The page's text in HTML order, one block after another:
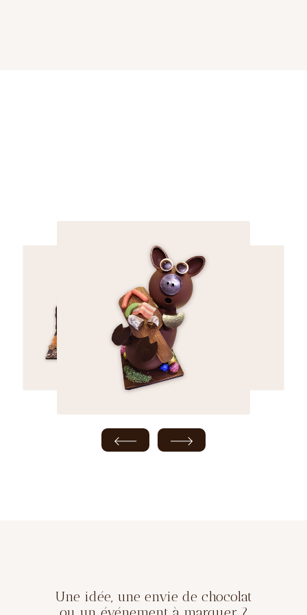
Une idée, une envie de chocolat